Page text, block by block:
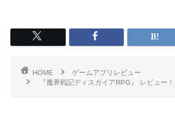
HOME
ゲームアプリレビュー
『魔界戦記ディスガイアRPG』 レビュー